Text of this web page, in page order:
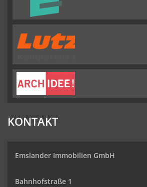
KONTAKT
Emslander Immobilien GmbH
Bahnhofstraße 1